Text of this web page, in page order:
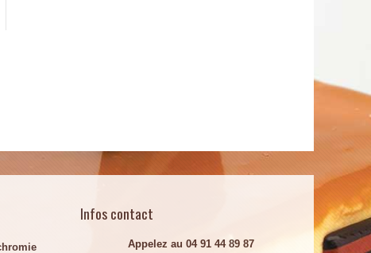
Infos contact
Appelez au 04 91 44 89 87